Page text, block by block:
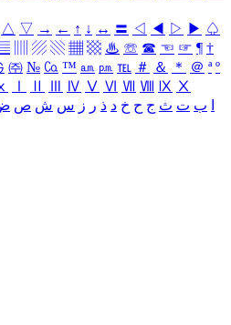
△ ▽ → ← ↑ ↓ ↔ 〓 ◁ ◀ ▷ ▶ ♤
▨ ▧ ▦ ▩ ♨ ☏ ☎ ☜ ☞ ¶ †
㈜ № ㏇ ™ ㏂ ㏘ ℡ ＃ ＆ ＊ ＠ ª º
Ⅳ Ⅴ Ⅵ Ⅶ Ⅷ Ⅸ Ⅹ
ب ت ث ج ح خ د ذ ر ز س ش ص